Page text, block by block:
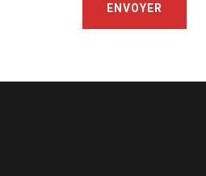
ENVOYER